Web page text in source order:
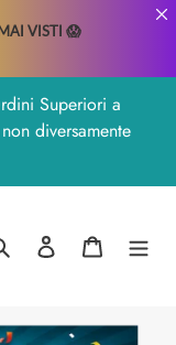
VISTI 😱
Superiori a
diversamente
Cerca Accedi Carrello